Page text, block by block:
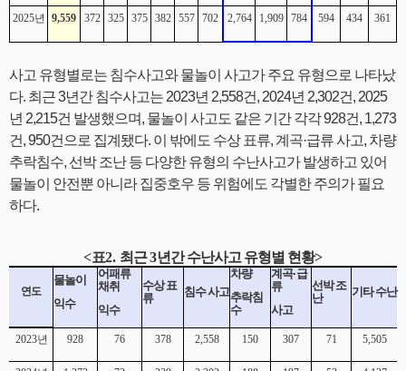
2025년 9,559 372 325 375 382 557 702 2,764 1,909 784 594 434 361
사고 유형별로는 침수사고와 물놀이 사고가 주요 유형으로 나타났
다. 최근 3년간 침수사고는 2023년 2,558건, 2024년 2,302건, 2025
년 2,215건 발생했으며, 물놀이 사고도 같은 기간 각각 928건, 1,273
건, 950건으로 집계됐다. 이 밖에도 수상 표류, 계곡·급류 사고, 차량
추락침수, 선박 조난 등 다양한 유형의 수난사고가 발생하고 있어
물놀이 안전뿐 아니라 집중호우 등 위험에도 각별한 주의가 필요
하다.
<표2. 최근3년간 수난사고 유형별 현황>
연도
물놀이
익수
어패류
채취
익수
수상 표
류
침수 사고
차량
추락침
수
계곡·급
류
사고
선박 조
난
기타 수난
2023년 928 76 378 2,558 150 307 71 5,505